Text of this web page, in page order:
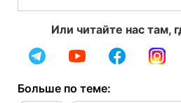
Или читайте нас там,
Больше по теме: